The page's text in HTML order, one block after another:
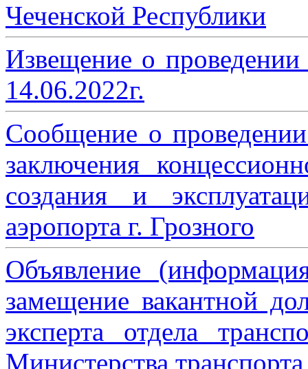
Чеченской Республики
Извещение о
14.06.2022г.
Сообщение о
заключения
создания и
аэропорта г. Грозного
Объявление
замещение вакантной
эксперта отдела
Министерства